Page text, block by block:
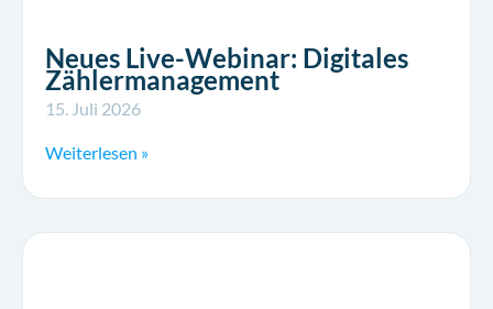
Neues Live-Webinar: Digitales
Zählermanagement
15. Juli 2026
Weiterlesen »